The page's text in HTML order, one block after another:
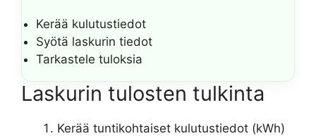
Kerää kulutustiedot
Syötä laskurin tiedot
Tarkastele tuloksia
Laskurin tulosten tulkinta
Kerää tuntikohtaiset kulutustiedot (kWh)